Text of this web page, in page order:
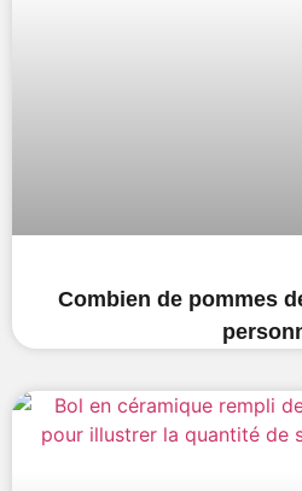
Combien de pommes